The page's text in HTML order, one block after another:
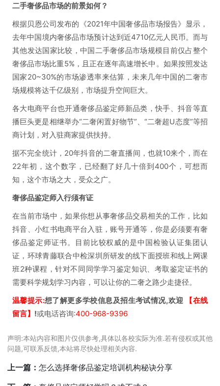
二手奢侈品市场的前景如何？
根据贝恩公司发布的《2021年中国奢侈品市场报告》显示，
去年中国境内奢侈品市场预计达到近4710亿元人民币。而与
其他发达国家比较，中国二手奢侈品市场规模目前仅占整个
奢侈品市场比重5%，且正在逐年高速增长中。如果按照发达
国家20~30%的市场渗透率来估算，未来几年中国的二奢市
场规模将达千亿级别，市场提升空间巨大。
各大电商平台也开通奢侈品鉴定师新品类，快手、抖音等直
播巨头更是相继举办“二奢闲置好物节”、“二奢超U态度”等招
商计划，对入驻商家提供扶持。
据不完全统计，20年抖音的二奢直播间，也就10来个，而在
22年初，这个数字，已经翻了好几十倍到400个，可想而
知，这个市场之大，受众之广。
奢侈品鉴定师入行须有证
在当前市场中，如果你想从事奢侈品交易相关的工作，比如
抖音、小红书电商平台入驻，账号开通等，你是必须要有奢
侈品鉴定师证书。目前比较权威的是中国检验认证集团认
证，环球青藤联合中检深圳所研发的线下面授班和线上网课
班2种课程，针对不同同学学习鉴定知识、考取鉴定证书的
需要科学规划学习内容，可以让你的二奢之路少走捷径。
温馨提示:想了解更多学校信息及招生考试情况,欢迎
【在线
留言】 !或电话咨询:400-968-9396
声明:本站内容和图片仅供参考,具体以各校实际为准.若有侵权或其他
问题,可联系反馈,本站将尽快处理相关内容.
上一篇： 怎么选择奢侈品鉴定培训机构秘诀分享